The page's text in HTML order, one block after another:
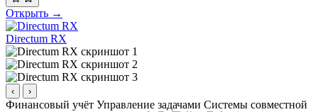
Открыть →
Directum RX
‹ ›
Финансовый учёт Управление задачами Системы совместной